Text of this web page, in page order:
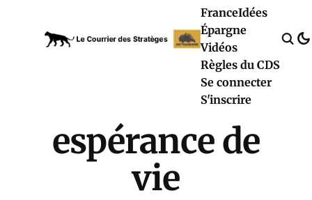
FranceIdées
Épargne
Vidéos
Règles du CDS
Se connecter
S'inscrire
espérance de
vie